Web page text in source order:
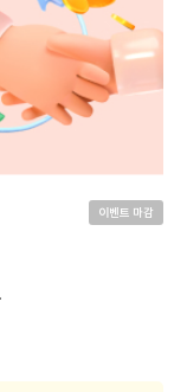
이벤트 마감